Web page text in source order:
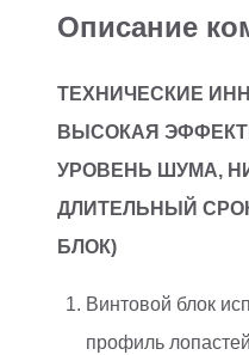
Описание
ТЕХНИЧЕСКИЕ
ВЫСОКАЯ
УРОВЕНЬ ШУМА,
ДЛИТЕЛЬНЫЙ
БЛОК)
Винтовой блок
профиль